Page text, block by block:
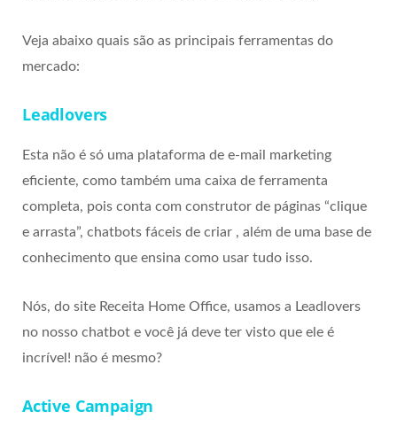
Veja abaixo quais são as principais ferramentas do
mercado:
Leadlovers
Esta não é só uma plataforma de e-mail marketing
eficiente, como também uma caixa de ferramenta
completa, pois conta com construtor de páginas “clique
e arrasta”, chatbots fáceis de criar , além de uma base de
conhecimento que ensina como usar tudo isso.
Nós, do site Receita Home Office, usamos a Leadlovers
no nosso chatbot e você já deve ter visto que ele é
incrível! não é mesmo?
Active Campaign